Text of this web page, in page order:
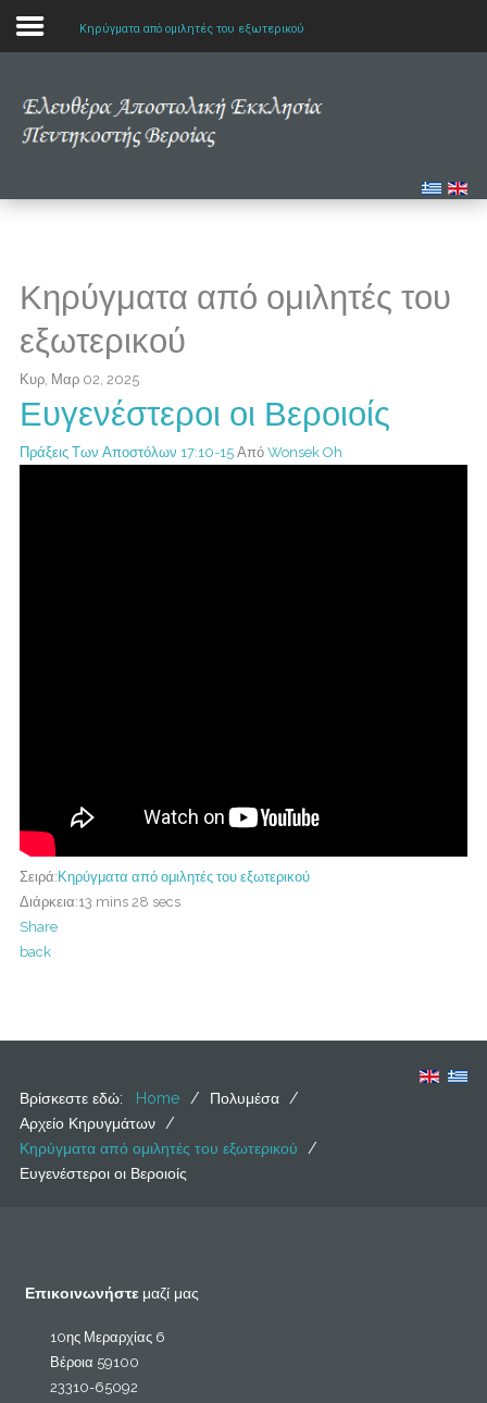
Αρχική
Μελετώντας την Αγία Γραφή
Κηρύγματα από ομιλητές του εξωτερικού
Κηρύγματα από ομιλητές του
εξωτερικού
Κυρ, Μαρ 02, 2025
Ευγενέστεροι οι Βεροιοίς
Πράξεις Των Αποστόλων 17:10-15Από Wonsek Oh
Σειρά: Κηρύγματα από ομιλητές του εξωτερικού
Διάρκεια:13 mins 28 secs
Share
back
Βρίσκεστε εδώ: Home / Πολυμέσα /
Αρχείο Κηρυγμάτων /
Κηρύγματα από ομιλητές του εξωτερικού /
Ευγενέστεροι οι Βεροιοίς
Επικοινωνήστε μαζί μας
10ης Μεραρχίας 6
Βέροια 59100
23310-65092